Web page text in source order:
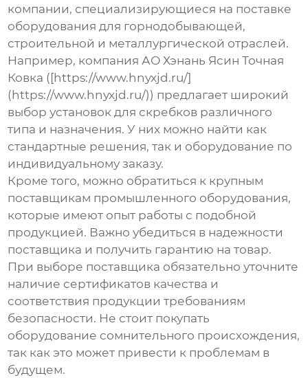
компании, специализирующиеся на поставке
оборудования для горнодобывающей,
строительной и металлургической отраслей.
Например, компания АО Хэнань Ясин Точная
Ковка ([https://www.hnyxjd.ru/]
(https://www.hnyxjd.ru/)) предлагает широкий
выборустановок для скребков различного
типа и назначения. У них можно найти как
стандартные решения, так и оборудование по
индивидуальному заказу.
Кроме того, можно обратиться к крупным
поставщикам промышленного оборудования,
которые имеют опыт работы с подобной
продукцией. Важно убедиться в надежности
поставщика и получить гарантию на товар.
При выборе поставщика обязательно уточните
наличие сертификатов качества и
соответствия продукции требованиям
безопасности. Не стоит покупать
оборудование сомнительного происхождения,
так как это может привести к проблемам в
будущем.